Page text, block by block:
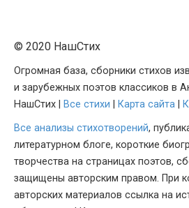
© 2020 НашСтих
Огромная база, сборники стихов
и зарубежных поэтов классиков в
НашСтих |
Все стихи Карта сайта
Все анализы стихотворений,
литературном блоге, короткие
творчества на страницах поэтов,
защищены авторским правом. При
авторских материалов ссылка на